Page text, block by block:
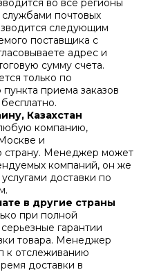
почтовых
следующим
поставщика с
адрес и
сумму счета.
только по
приема заказов
Казахстан
компанию,
и
страну. Менеджер может
компаний, он же
доставки по
в другие страны
при полной
гарантии
товара. Менеджер
к отслеживанию
доставки в